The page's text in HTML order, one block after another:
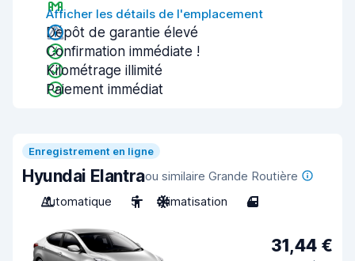
Afficher les détails de l'emplacement
Dépôt de garantie élevé
Confirmation immédiate !
Kilométrage illimité
Paiement immédiat
Enregistrement en ligne
Hyundai Elantraou similaire Grande Routière
Automatique
5 Climatisation 4
31,44 €